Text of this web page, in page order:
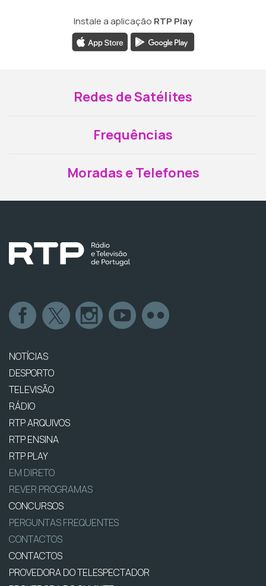
Instale a aplicação RTP Play
Redes de Satélites
Frequências
Moradas e Telefones
NOTÍCIAS
DESPORTO
TELEVISÃO
RÁDIO
RTP ARQUIVOS
RTP ENSINA
RTP PLAY
EM DIRETO
REVER PROGRAMAS
CONCURSOS
PERGUNTAS FREQUENTES
CONTACTOS
CONTACTOS
PROVEDORA DO TELESPECTADOR